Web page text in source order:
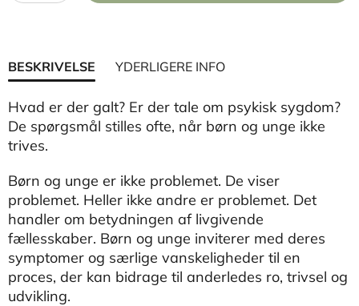
BESKRIVELSE YDERLIGERE INFO
Hvad er der galt? Er der tale om psykisk sygdom?
De spørgsmål stilles ofte, når børn og unge ikke
trives.
Børn og unge er ikke problemet. De viser
problemet. Heller ikke andre er problemet. Det
handler om betydningen af livgivende
fællesskaber. Børn og unge inviterer med deres
symptomer og særlige vanskeligheder til en
proces, der kan bidrage til anderledes ro, trivsel og
udvikling.